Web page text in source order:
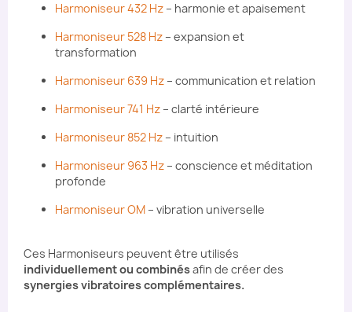
Harmoniseur 432 Hz – harmonie et apaisement
Harmoniseur 528 Hz – expansion et
transformation
Harmoniseur 639 Hz – communication et relation
Harmoniseur 741 Hz – clarté intérieure
Harmoniseur 852 Hz – intuition
Harmoniseur 963 Hz – conscience et méditation
profonde
Harmoniseur OM – vibration universelle
Ces Harmoniseurs peuvent être utilisés
individuellement ou combinésafin de créer des
synergies vibratoires complémentaires.